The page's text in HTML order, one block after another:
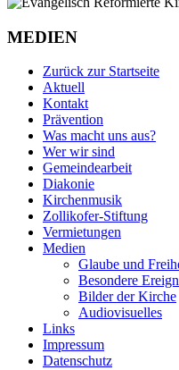
MEDIEN
Zurück zur Startseite
Aktuell
Kontakt
Prävention
Was macht uns aus?
Wer wir sind
Gemeindearbeit
Diakonie
Kirchenmusik
Zollikofer-Stiftung
Vermietungen
Medien
Glaube und
Besondere
Bilder der Kirche
Audiovisuelles
Links
Impressum
Datenschutz